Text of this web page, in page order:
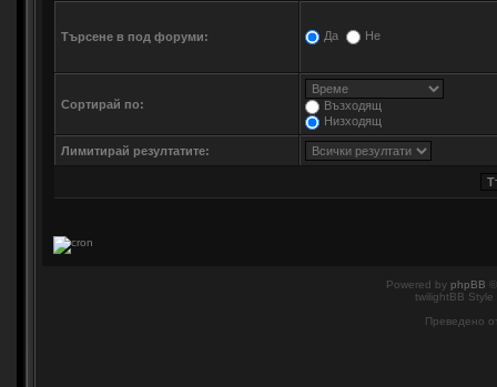
Търсене в под форуми: Да Не
Сортирай по:
Възходящ
Низходящ
Лимитирай резултатите:
Powered by phpBB
twilightBB
Преведено